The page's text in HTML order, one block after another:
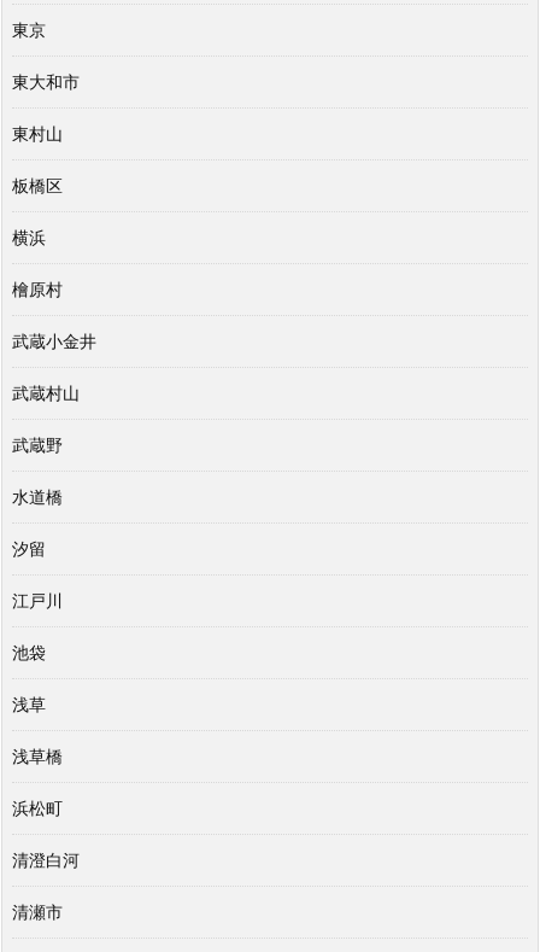
東京
東大和市
東村山
板橋区
横浜
檜原村
武蔵小金井
武蔵村山
武蔵野
水道橋
汐留
江戸川
池袋
浅草
浅草橋
浜松町
清澄白河
清瀬市